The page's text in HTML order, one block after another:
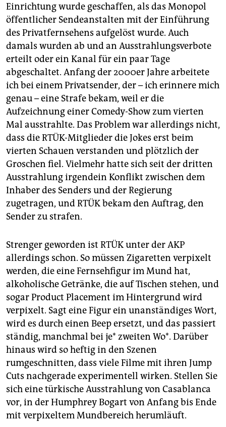
Einrichtung wurde geschaffen, als das Monopol
öffentlicher Sendeanstalten mit der Einführung
des Privatfernsehens aufgelöst wurde. Auch
damals wurden ab und an Ausstrahlungsverbote
erteilt oder ein Kanal für ein paar Tage
abgeschaltet. Anfang der 2000er Jahre arbeitete
ich bei einem Privatsender, der – ich erinnere mich
genau – eine Strafe bekam, weil er die
Aufzeichnung einer Comedy-Show zum vierten
Mal ausstrahlte. Das Problem war allerdings nicht,
dass die RTÜK-Mitglieder die Jokes erst beim
vierten Schauen verstanden und plötzlich der
Groschen fiel. Vielmehr hatte sich seit der dritten
Ausstrahlung irgendein Konflikt zwischen dem
Inhaber des Senders und der Regierung
zugetragen, und RTÜK bekam den Auftrag, den
Sender zu strafen.
Strenger geworden ist RTÜK unter der AKP
allerdings schon. So müssen Zigaretten verpixelt
werden, die eine Fernsehfigur im Mund hat,
alkoholische Getränke, die auf Tischen stehen, und
sogar Product Placement im Hintergrund wird
verpixelt. Sagt eine Figur ein unanständiges Wort,
wird es durch einen Beep ersetzt, und das passiert
ständig, manchmal bei je* zweiten Wo*. Darüber
hinaus wird so heftig in den Szenen
rumgeschnitten, dass viele Filme mit ihren Jump
Cuts nachgerade experimentell wirken. Stellen Sie
sich eine türkische Ausstrahlung von Casablanca
vor, in der Humphrey Bogart von Anfang bis Ende
mit verpixeltem Mundbereich herumläuft.